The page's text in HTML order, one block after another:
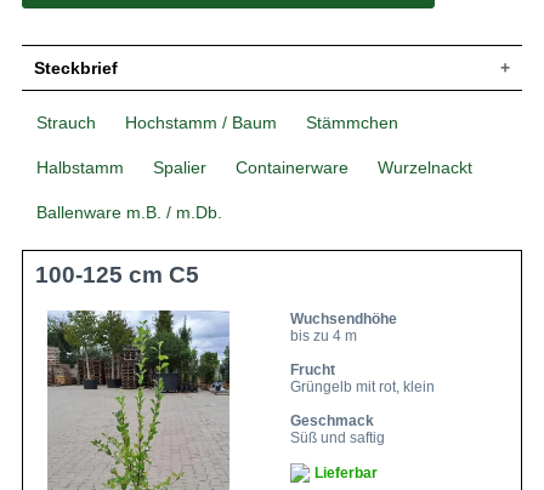
Steckbrief
Kleiner Baum, gut verzweigt, breit
Sommergrün, eiförmig, am Ende
glänzend, mittelgrün, bis zu 8 cm lang
Grüngelbe Äpfel, sonnenseits streifig bis
saftig und süß, klein bis mittelgroß
Geschmack
Süß und saftig
Blüte
Weiß
Blütezeit
April bis Mai
Rinde
Braun
Wurzeln
Dicht verzweigt
Frische, durchlässige und nahrhafte
Strauch Hochstamm / Baum Stämmchen
Halbstamm Spalier Containerware Wurzelnackt
Ballenware m.B. / m.Db.
100-125 cm C5
Wuchsendhöhe
bis zu 4 m
Frucht
Grüngelb mit rot, klein
Geschmack
Süß und saftig
Lieferbar